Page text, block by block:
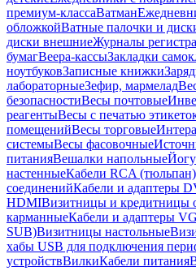
премиум-классаВатман
обложкойВатные палочки и
диски внешниеЖурналы
бумагВеера-кассыЗакладки
ноутбуковЗаписные книжки
лабораторныеЗефир, мармелад
безопасностиВесы почтовые
реагентыВесы с печатью
помещенийВесы торговые
системыВесы фасовочные
питанияВешалки напольные
настенныеКабели RCA (тюльпан)
соединенийКабели и адаптеры
HDMIВизитницы и кредитницы
карманныеКабели и адаптеры
SUB)Визитницы настольные
хабы USB для подключения
устройствВилкиКабели питания